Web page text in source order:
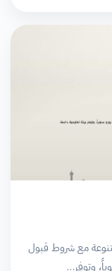
مع شروط قبول